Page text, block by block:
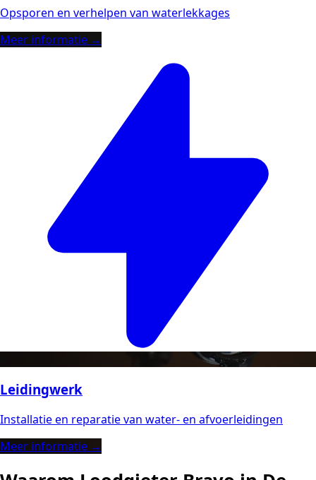
Opsporen en verhelpen van waterlekkages
Meer informatie →
Leidingwerk
Installatie en reparatie van water- en afvoerleidingen
Meer informatie →